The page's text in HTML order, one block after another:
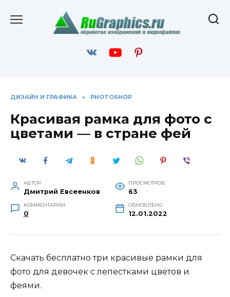
содержанию
ДИЗАЙН И ГРАФИКА » PHOTOSHOP
Красивая рамка для фото с
цветами — в стране фей
АВТОР
Дмитрий Евсеенков
ПРОСМОТРОВ
63
КОММЕНТАРИИ
0
ОБНОВЛЕНО
12.01.2022
Cкачать бесплатно три красивые рамки для
фото для девочек с лепестками цветов и
феями.